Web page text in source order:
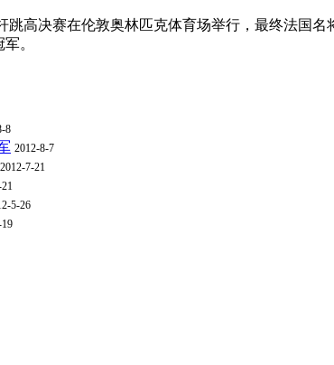
高决赛在伦敦奥林匹克体育场举行，最终法国
。
8
2012-8-7
2012-7-21
5-26